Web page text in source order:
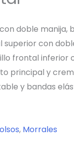
doble manija,
superior con
frontal inferior
principal y
y bandas
, Morrales